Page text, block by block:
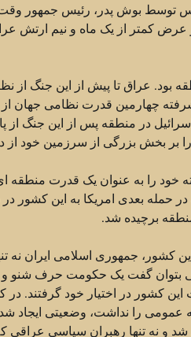
در ۱۷ ژانویه ۱۹۹۱ آغاز شد و در ۲۸ فوریه ۱۹۹۱ آتش بس
سرباز به این منطقه در عرض کمتر از یک
جنگی پیشرفته چهارمین قدرت
در منطقه پس از این جنگ از پا
بر بخش بزرگی از سرزمین خود از
را به عنوان یک قدرت منطقه
برچیده شد.
جمهوری اسلامی ایران نه
بتوان گفت یک حکومت حرف شنو و
کشور در اختیار خود گرفتند.
را نداشت، وضعیتی ایجاد شد
شد و نه تنها رهبران سیاسی